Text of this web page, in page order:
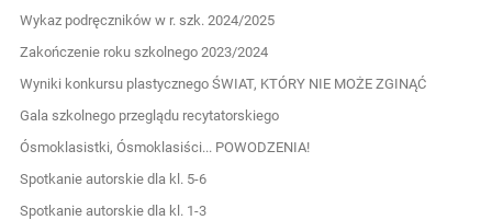
Wykaz podręczników w r. szk. 2024/2025
Zakończenie roku szkolnego 2023/2024
Wyniki konkursu plastycznego ŚWIAT, KTÓRY NIE MOŻE ZGINĄĆ
Gala szkolnego przeglądu recytatorskiego
Ósmoklasistki, Ósmoklasiści... POWODZENIA!
Spotkanie autorskie dla kl. 5-6
Spotkanie autorskie dla kl. 1-3